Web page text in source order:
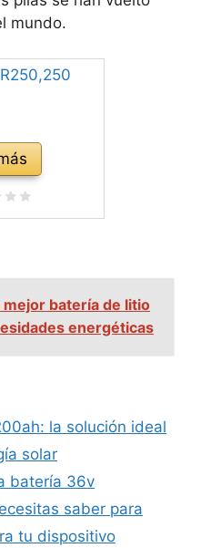
mundo.
mejor batería de litio
energéticas
la solución ideal
solar
batería 36v
saber para
tu dispositivo